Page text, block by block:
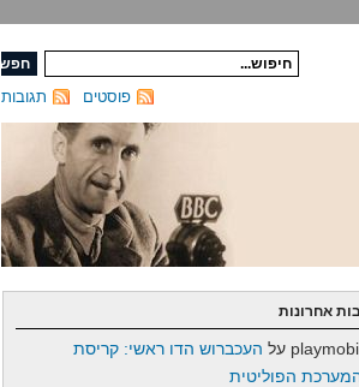
תגובות פוסטים
אחרונות
על העכברוש הדו ראשי: קריסת
הפוליטית